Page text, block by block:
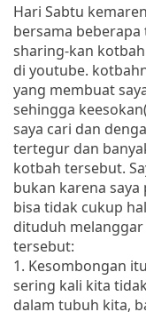
Hari Sabtu
bersama
sharing-kan
di youtube.
yang membuat
sehingga
saya cari dan
tertegur dan
kotbah tersebut.
bukan karena
bisa tidak cukup
dituduh
tersebut:
1. Kesombongan
sering kali kita
dalam tubuh kita,